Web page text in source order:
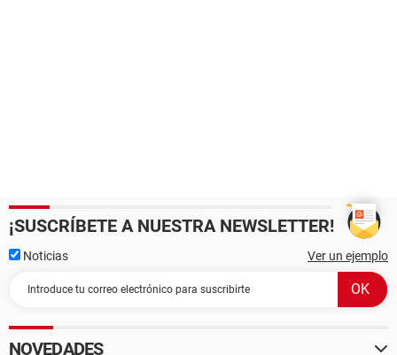
¡SUSCRÍBETE A NUESTRA NEWSLETTER!
Noticias Ver un ejemplo
NOVEDADES